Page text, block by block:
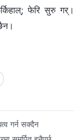
फेरि सुरु गर्।
गर्न सक्दैन